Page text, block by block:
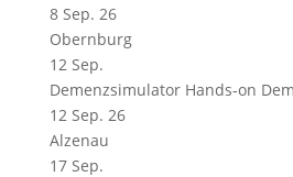
8 Sep. 26
Obernburg
12 Sep.
Demenzsimulator Hands-on
12 Sep. 26
Alzenau
17 Sep.